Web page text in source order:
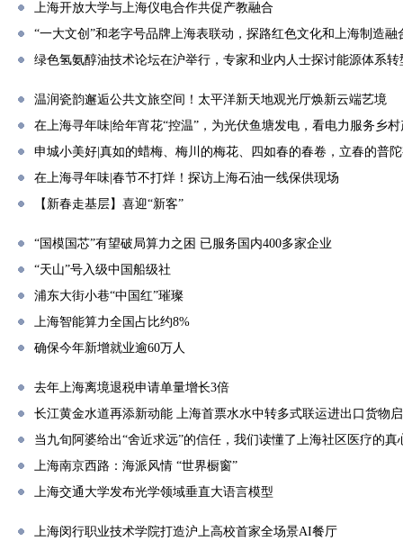
上海开放大学与上海仪电合作共促产教融合
“一大文创”和老字号品牌上海表联动，探路红色文化和上海制造融
绿色氢氨醇油技术论坛在沪举行，专家和业内人士探讨能源体系转
温润瓷韵邂逅公共文旅空间！太平洋新天地观光厅焕新云端艺境
在上海寻年味|给年宵花“控温”，为光伏鱼塘发电，看电力服务乡
申城小美好|真如的蜡梅、梅川的梅花、四如春的春卷，立春的普
在上海寻年味|春节不打烊！探访上海石油一线保供现场
【新春走基层】喜迎“新客”
“国模国芯”有望破局算力之困 已服务国内400多家企业
“天山”号入级中国船级社
浦东大街小巷“中国红”璀璨
上海智能算力全国占比约8%
确保今年新增就业逾60万人
去年上海离境退税申请单量增长3倍
长江黄金水道再添新动能 上海首票水水中转多式联运进出口货物
当九旬阿婆给出“舍近求远”的信任，我们读懂了上海社区医疗的真
上海南京西路：海派风情 “世界橱窗”
上海交通大学发布光学领域垂直大语言模型
上海闵行职业技术学院打造沪上高校首家全场景AI餐厅